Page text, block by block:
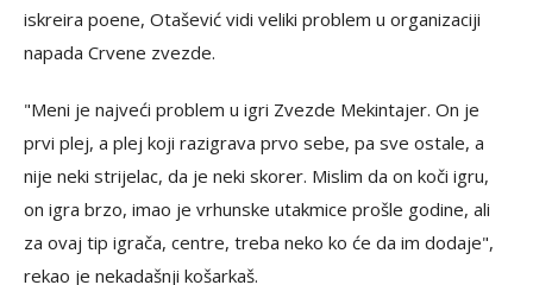
iskreira poene, Otašević vidi veliki problem u organizaciji
napada Crvene zvezde.
"Meni je najveći problem u igri Zvezde Mekintajer. On je
prvi plej, a plej koji razigrava prvo sebe, pa sve ostale, a
nije neki strijelac, da je neki skorer. Mislim da on koči igru,
on igra brzo, imao je vrhunske utakmice prošle godine, ali
za ovaj tip igrača, centre, treba neko ko će da im dodaje",
rekao je nekadašnji košarkaš.